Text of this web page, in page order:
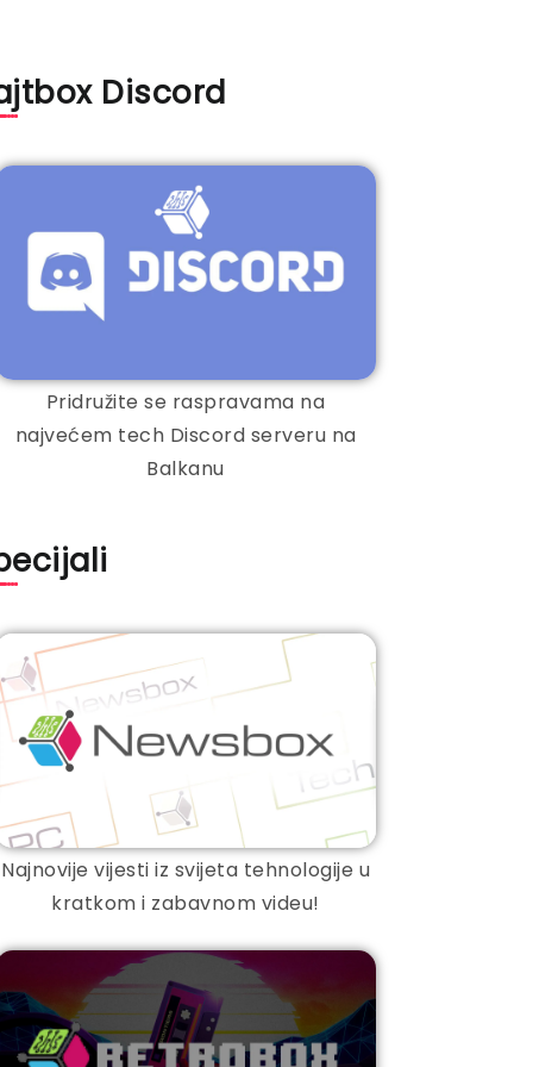
Discord
Pridružite se raspravama na
najvećem tech Discord serveru na
Balkanu
Najnovije vijesti iz svijeta tehnologije u
kratkom i zabavnom videu!